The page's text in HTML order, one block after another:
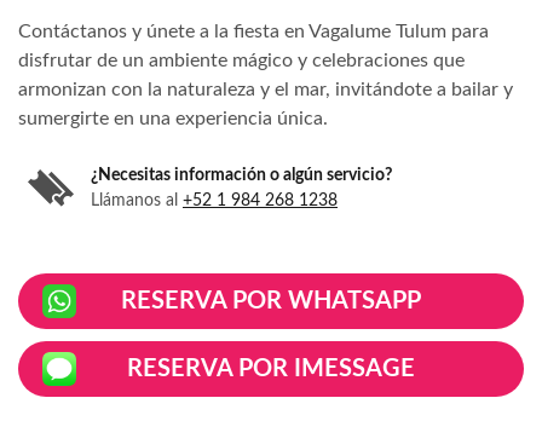
Contáctanos y únete a la fiesta en Vagalume Tulum para
disfrutar de un ambiente mágico y celebraciones que
armonizan con la naturaleza y el mar, invitándote a bailar y
sumergirte en una experiencia única.
¿Necesitas información o algún servicio?
Llámanos al +52 1 984 268 1238
RESERVA POR WHATSAPP
RESERVA POR IMESSAGE